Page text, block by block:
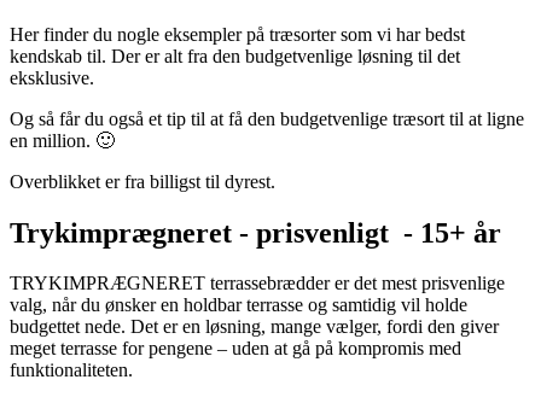
Her finder du nogle eksempler på træsorter som vi har bedst
kendskab til. Der er alt fra den budgetvenlige løsning til det
eksklusive.
Og så får du også et tip til at få den budgetvenlige træsort til at ligne
en million. 🙂
Overblikket er fra billigst til dyrest.
Trykimprægneret - prisvenligt - 15+ år
TRYKIMPRÆGNERET terrassebrædder er det mest prisvenlige
valg, når du ønsker en holdbar terrasse og samtidig vil holde
budgettet nede. Det er en løsning, mange vælger, fordi den giver
meget terrasse for pengene – uden at gå på kompromis med
funktionaliteten.